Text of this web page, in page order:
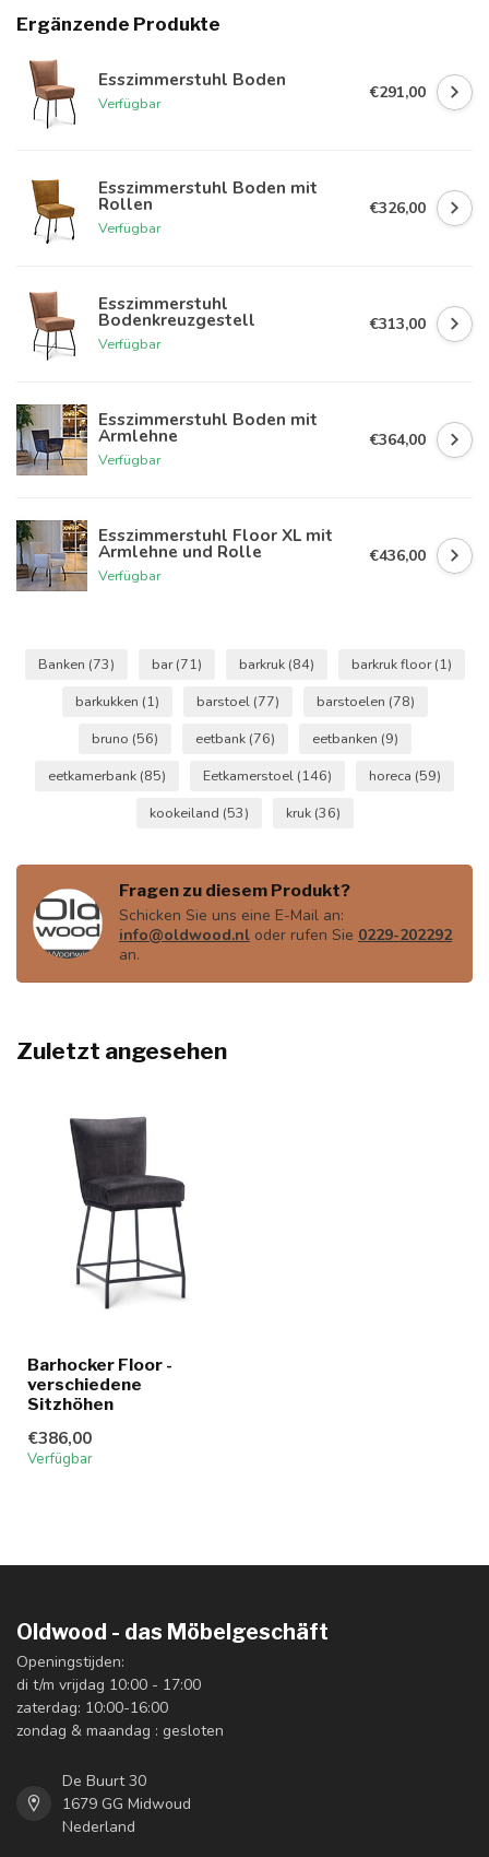
Ergänzende Produkte
Esszimmerstuhl Boden
Verfügbar
€291,00
Esszimmerstuhl Boden mit
Rollen
Verfügbar
€326,00
Esszimmerstuhl
Bodenkreuzgestell
Verfügbar
€313,00
Esszimmerstuhl Boden mit
Armlehne
Verfügbar
€364,00
Esszimmerstuhl Floor XL mit
Armlehne und Rolle
Verfügbar
€436,00
Banken (73) bar(71) barkruk (84) barkruk floor(1)
barkukken (1) barstoel (77) barstoelen (78)
bruno (56) eetbank (76) eetbanken (9)
eetkamerbank (85) Eetkamerstoel (146) horeca (59)
kookeiland (53) kruk (36)
Fragen zu diesem Produkt?
Schicken Sie uns eine E-Mail an:
info@oldwood.nl oder rufen Sie 0229-202292
an.
Zuletzt angesehen
Barhocker Floor -
verschiedene
Sitzhöhen
€386,00
Verfügbar
Oldwood - das Möbelgeschäft
Openingstijden:
di t/m vrijdag 10:00 - 17:00
zaterdag: 10:00-16:00
zondag & maandag : gesloten
De Buurt 30
1679 GG Midwoud
Nederland